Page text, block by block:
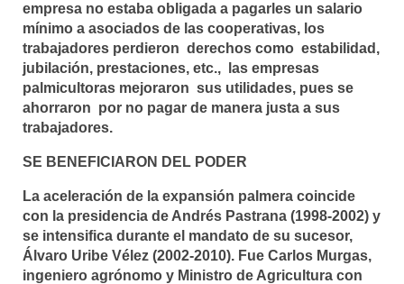
empresa no estaba obligada a pagarles un salario
mínimo a asociados de las cooperativas, los
trabajadores perdieron derechos como estabilidad,
jubilación, prestaciones, etc., las empresas
palmicultoras mejoraron sus utilidades, pues se
ahorraron por no pagar de manera justa a sus
trabajadores.
SE BENEFICIARON DEL PODER
La aceleración de la expansión palmera coincide
con la presidencia de Andrés Pastrana (1998-2002) y
se intensifica durante el mandato de su sucesor,
Álvaro Uribe Vélez (2002-2010). Fue Carlos Murgas,
ingeniero agrónomo y Ministro de Agricultura con